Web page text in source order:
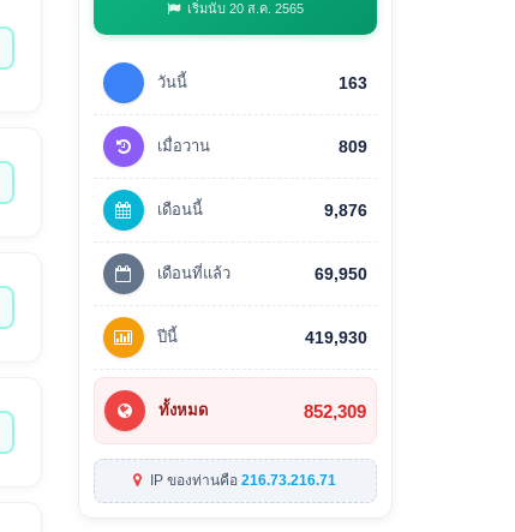
เริ่มนับ 20 ส.ค. 2565
วันนี้ 163
เมื่อวาน 809
เดือนนี้ 9,876
เดือนที่แล้ว 69,950
ปีนี้ 419,930
ทั้งหมด 852,309
IP ของท่านคือ216.73.216.71